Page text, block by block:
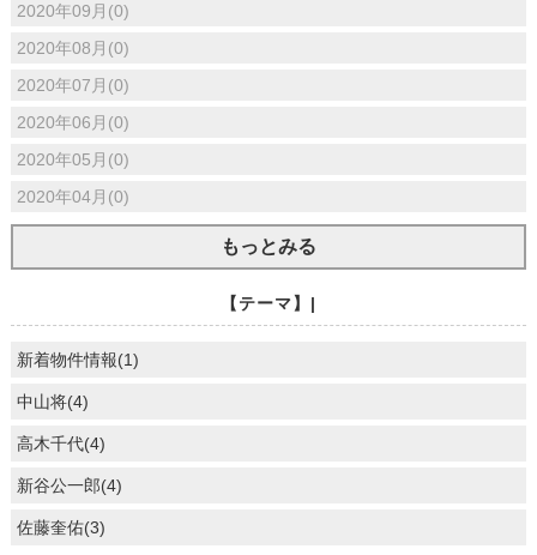
2020年09月(0)
2020年08月(0)
2020年07月(0)
2020年06月(0)
2020年05月(0)
2020年04月(0)
もっとみる
【テーマ】|
新着物件情報(1)
中山将(4)
高木千代(4)
新谷公一郎(4)
佐藤奎佑(3)